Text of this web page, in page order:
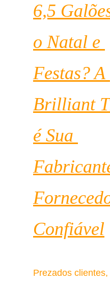
6,5
o Natal e
Festas? A
Brilliant
é Sua
Confiável
Prezados clientes,